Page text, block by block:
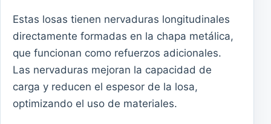
Estas losas tienen nervaduras longitudinales
directamente formadas en la chapa metálica,
que funcionan como refuerzos adicionales.
Las nervaduras mejoran la capacidad de
carga y reducen el espesor de la losa,
optimizando el uso de materiales.